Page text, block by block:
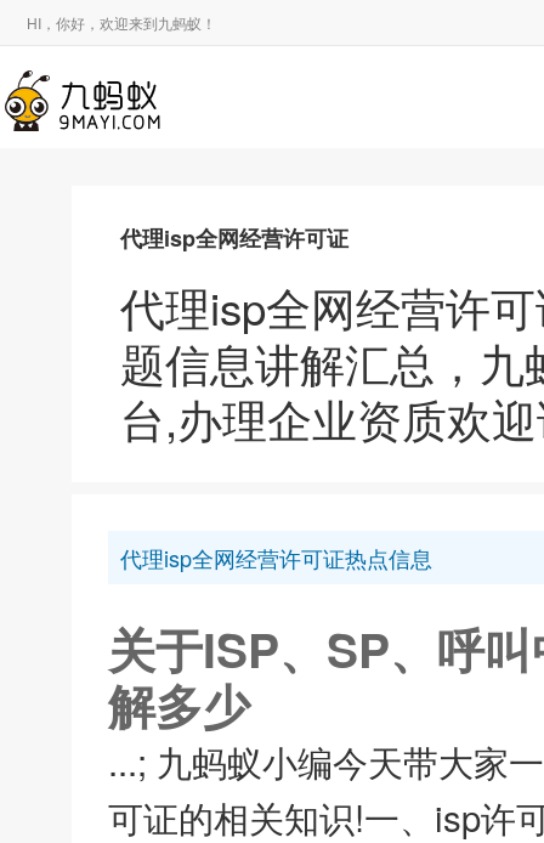
HI，你好，欢迎来到九蚂蚁！
代理isp全网经营许可证
代理isp全网经营许
题信息讲解汇总，
台,办理企业资质欢
代理isp全网经营许可证热点信息
关于ISP、SP、呼
解多少
...; 九蚂蚁小编今天带大家
可证的相关知识!一、isp许